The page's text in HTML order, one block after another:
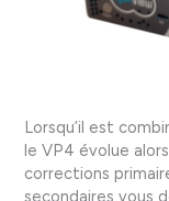
Lorsqu’il est
le VP4 évolue
corrections
secondaires vous